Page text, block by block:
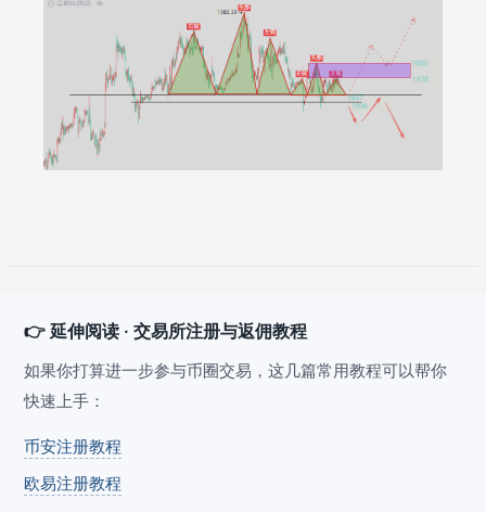
👉 延伸阅读 · 交易所注册与返佣教程
如果你打算进一步参与币圈交易，这几篇常用教程可以帮你
快速上手：
币安注册教程
欧易注册教程